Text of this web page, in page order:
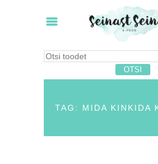
TAG: MIDA KINKIDA